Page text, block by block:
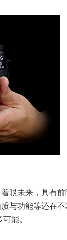
眼未来，具有
与功能等还在
能。